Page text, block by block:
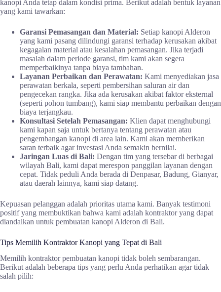
kanopi Anda tetap dalam kondisi prima. Berikut adalah bentuk layanan
yang kami tawarkan:
Garansi Pemasangan dan Material: Setiap kanopi Alderon
yang kami pasang dilindungi garansi terhadap kerusakan akibat
kegagalan material atau kesalahan pemasangan. Jika terjadi
masalah dalam periode garansi, tim kami akan segera
memperbaikinya tanpa biaya tambahan.
Layanan Perbaikan dan Perawatan: Kami menyediakan jasa
perawatan berkala, seperti pembersihan saluran air dan
pengecekan rangka. Jika ada kerusakan akibat faktor eksternal
(seperti pohon tumbang), kami siap membantu perbaikan dengan
biaya terjangkau.
Konsultasi Setelah Pemasangan: Klien dapat menghubungi
kami kapan saja untuk bertanya tentang perawatan atau
pengembangan kanopi di area lain. Kami akan memberikan
saran terbaik agar investasi Anda semakin bernilai.
Jaringan Luas di Bali: Dengan tim yang tersebar di berbagai
wilayah Bali, kami dapat merespon panggilan layanan dengan
cepat. Tidak peduli Anda berada di Denpasar, Badung, Gianyar,
atau daerah lainnya, kami siap datang.
Kepuasan pelanggan adalah prioritas utama kami. Banyak testimoni
positif yang membuktikan bahwa kami adalah kontraktor yang dapat
diandalkan untuk pembuatan kanopi Alderon di Bali.
Tips Memilih Kontraktor Kanopi yang Tepat di Bali
Memilih kontraktor pembuatan kanopi tidak boleh sembarangan.
Berikut adalah beberapa tips yang perlu Anda perhatikan agar tidak
salah pilih: